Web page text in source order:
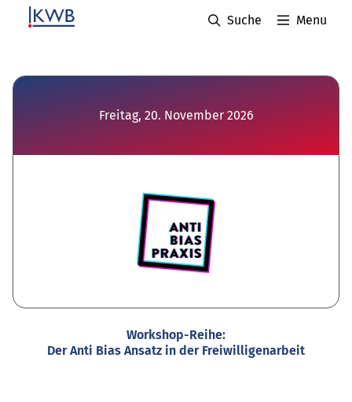
Suche Menu
Freitag, 20. November 2026
Workshop-Reihe:
Der Anti Bias Ansatz in der Freiwilligenarbeit